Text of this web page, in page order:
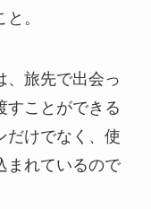
。
、旅先で出会っ
すことができる
だけでなく、使
まれているので